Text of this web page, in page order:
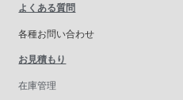
よくある質問
各種お問い合わせ
お見積もり
在庫管理